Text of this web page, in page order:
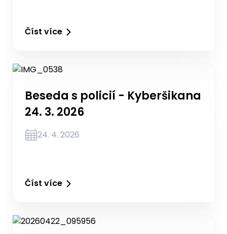
Číst více
Beseda s policií - Kyberšikana
24. 3. 2026
24. 4. 2026
Číst více